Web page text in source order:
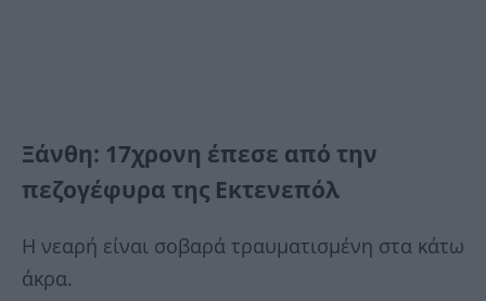
Ξάνθη: 17χρονη έπεσε από την
πεζογέφυρα της Εκτενεπόλ
Η νεαρή είναι σοβαρά τραυματισμένη στα κάτω
άκρα.